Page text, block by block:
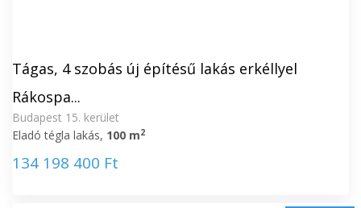
Tágas, 4 szobás új építésű lakás erkéllyel
Rákospa...
Budapest 15. kerület
Eladó tégla lakás, 100 m2
134 198 400 Ft